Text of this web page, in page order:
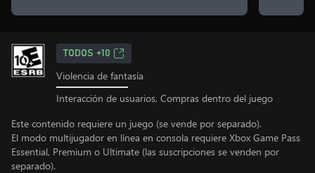
TODOS +10
Violencia de fantasía
Interacción de usuarios, Compras dentro del juego
Este contenido requiere un juego (se vende por separado).
El modo multijugador en línea en consola requiere Xbox Game Pass
Essential, Premium o Ultimate (las suscripciones se venden por
separado).